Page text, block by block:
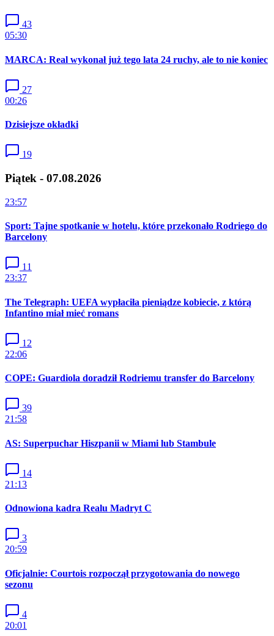
43
05:30
MARCA: Real wykonał już tego lata 24 ruchy, ale to nie koniec
27
00:26
Dzisiejsze okładki
19
Piątek - 07.08.2026
23:57
Sport: Tajne spotkanie w hotelu, które przekonało Rodriego do
Barcelony
11
23:37
The Telegraph: UEFA wypłaciła pieniądze kobiecie, z którą
Infantino miał mieć romans
12
22:06
COPE: Guardiola doradził Rodriemu transfer do Barcelony
39
21:58
AS: Superpuchar Hiszpanii w Miami lub Stambule
14
21:13
Odnowiona kadra Realu Madryt C
3
20:59
Oficjalnie: Courtois rozpoczął przygotowania do nowego
sezonu
4
20:01